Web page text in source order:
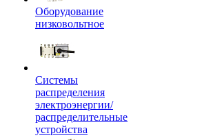
Оборудование
низковольтное
Системы
распределения
электроэнергии/
распределительные
устройства